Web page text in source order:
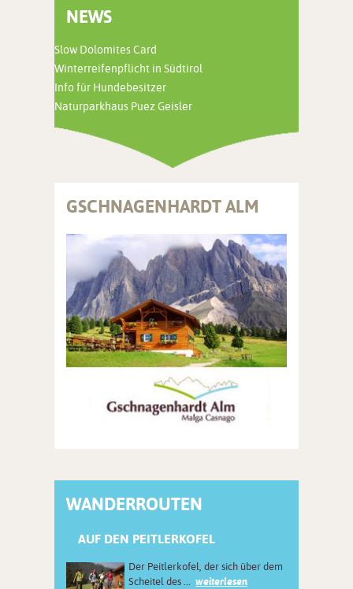
NEWS
Slow Dolomites Card
Winterreifenpflicht in Südtirol
Info für Hundebesitzer
Naturparkhaus Puez Geisler
GSCHNAGENHARDT ALM
WANDERROUTEN
AUF DEN PEITLERKOFEL
Der Peitlerkofel, der sich über dem
Scheitel des ...
weiterlesen